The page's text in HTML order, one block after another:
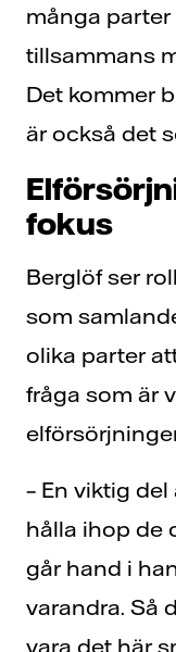
många
tillsammans
Det kommer
är också det
fokus
Berglöf ser
som
olika parter
fråga som är
– En viktig
hålla ihop de
går hand i
varandra. Så
vara det här